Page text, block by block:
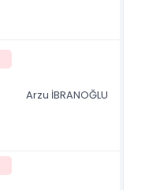
Arzu İBRANOĞLU